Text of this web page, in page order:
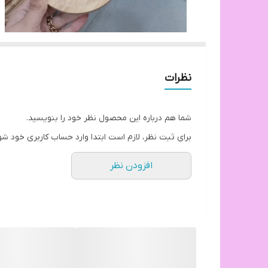
نظرات
شما هم درباره این محصول نظر خود را بنویسید.
برای ثبت نظر، لازم است ابتدا وارد حساب کاربری خود
افزودن نظر